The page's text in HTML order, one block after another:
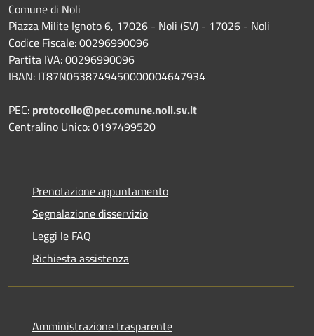
Comune di Noli
Piazza Milite Ignoto 6, 17026 - Noli (SV) - 17026 - Noli
Codice Fiscale: 00296990096
Partita IVA: 00296990096
IBAN: IT87N0538749450000004647934
PEC: protocollo@pec.comune.noli.sv.it
Centralino Unico: 0197499520
Prenotazione appuntamento
Segnalazione disservizio
Leggi le FAQ
Richiesta assistenza
Amministrazione trasparente